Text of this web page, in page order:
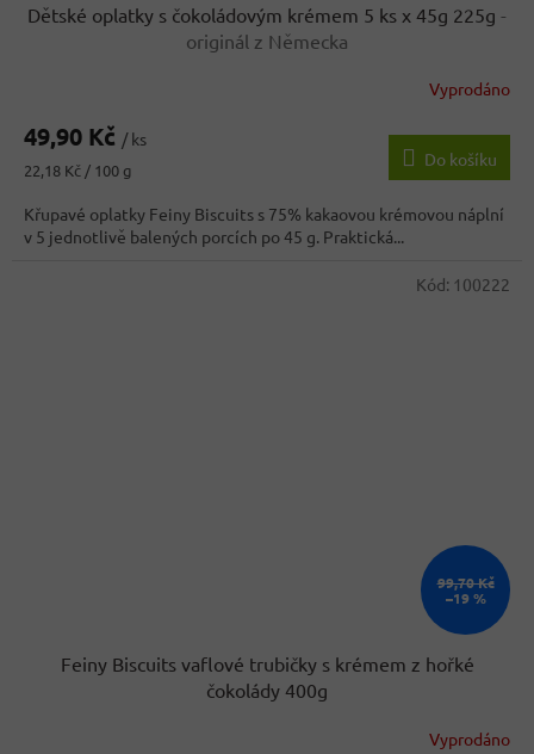
Dětské oplatky s čokoládovým krémem 5 ks x 45g 225g -
originál z Německa
Vyprodáno
49,90 Kč / ks
Měrná
22,18 Kč / 100 g
Do košíku
Křupavé oplatky Feiny Biscuits s 75% kakaovou krémovou náplní
v 5 jednotlivě balených porcích po 45 g. Praktická...
99,70 Kč
–19 %
Feiny Biscuits vaflové trubičky s krémem z hořké
čokolády 400g
Vyprodáno
Kód: 100222